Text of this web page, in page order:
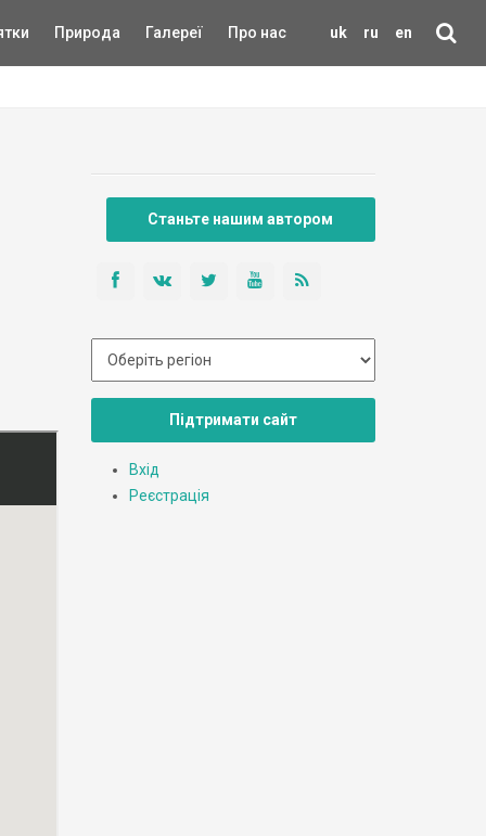
uk ru en
Природа Галереї Про нас
Станьте нашим автором
Підтримати сайт
Вхід
Реєстрація